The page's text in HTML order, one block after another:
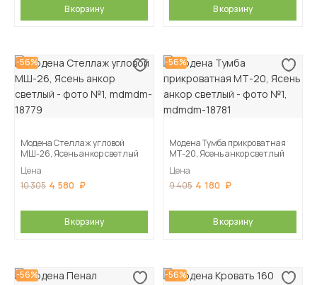
В корзину В корзину
-56%
Модена Стеллаж угловой
МШ-26, Ясень анкор светлый
Цена
10 305 4 580
В корзину
-56%
Модена Тумба прикроватная
МТ-20, Ясень анкор светлый
Цена
9 405 4 180
В корзину
-56% -56%